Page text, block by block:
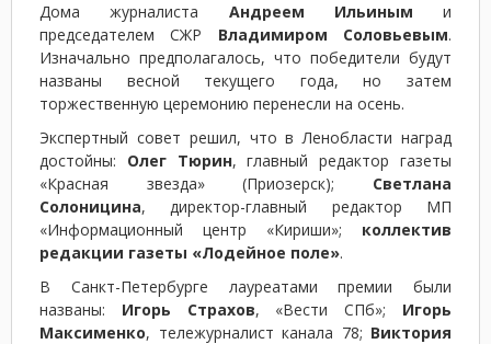
Дома журналиста Андреем Ильиным и
председателем СЖР Владимиром Соловьевым.
Изначально предполагалось, что победители будут
названы весной текущего года, но затем
торжественную церемонию перенесли на осень.
Экспертный совет решил, что в Ленобласти наград
достойны: Олег Тюрин, главный редактор газеты
«Красная звезда» (Приозерск); Светлана
Солоницина, директор-главный редактор МП
«Информационный центр «Кириши»; коллектив
редакции газеты «Лодейное поле».
В Санкт-Петербурге лауреатами премии были
названы: Игорь Страхов, «Вести СПб»; Игорь
Максименко, тележурналист канала 78; Виктория